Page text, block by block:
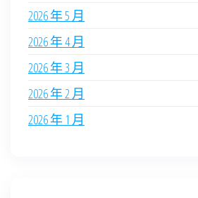
2026 年 5 月
2026 年 4 月
2026 年 3 月
2026 年 2 月
2026 年 1 月